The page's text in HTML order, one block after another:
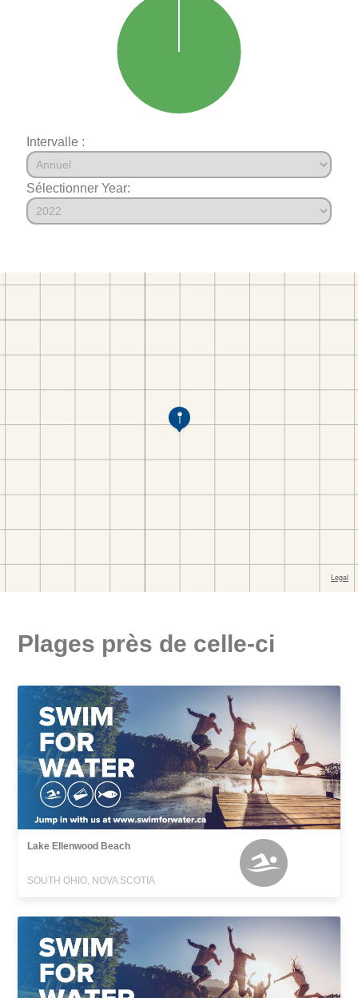
Intervalle :
Sélectionner Year:
Plages près de celle-ci
Lake Ellenwood Beach
SOUTH OHIO, NOVA SCOTIA